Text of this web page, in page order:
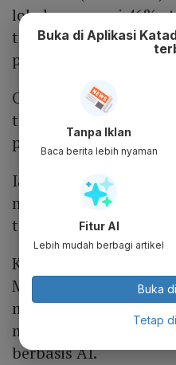
lokal mencapai 46%
triliun dari total
penyelenggaraan
Oleh karena itu,
tersebut perlu
promosi di media sosial.
Ia menyampaikan
meningkatkan
terhadap produk
Kemendag juga
Meta,
mempercepat
melalui kemampuan
berbasis AI.
Buka di Aplikasi
Tanpa Iklan
Baca berita lebih nyaman
Fitur AI
Lebih mudah berbagi artikel
Buka
Tetap